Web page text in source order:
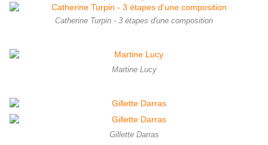
Catherine Turpin - 3 étapes d'une composition
Martine Lucy
Gillette Darras